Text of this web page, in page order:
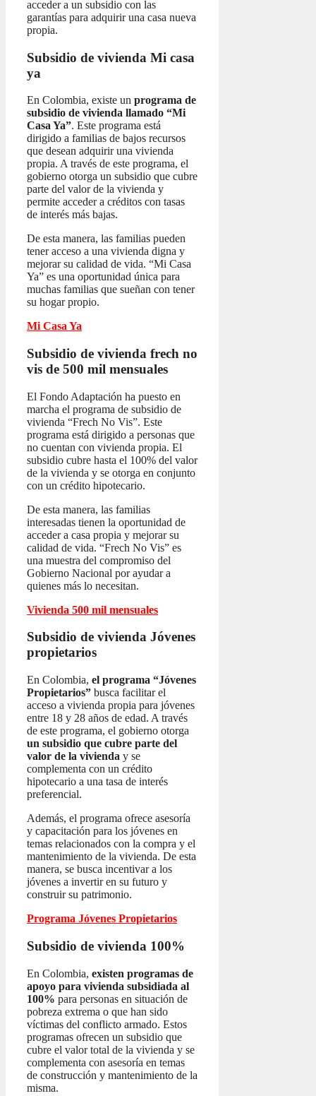
acceder a un subsidio con las
garantías para adquirir una casa nueva
propia.
Subsidio de vivienda Mi casa
ya
En Colombia, existe un programa de
subsidio de vivienda llamado “Mi
Casa Ya”. Este programa está
dirigido a familias de bajos recursos
que desean adquirir una vivienda
propia. A través de este programa, el
gobierno otorga un subsidio que cubre
parte del valor de la vivienda y
permite acceder a créditos con tasas
de interés más bajas.
De esta manera, las familias pueden
tener acceso a una vivienda digna y
mejorar su calidad de vida. “Mi Casa
Ya” es una oportunidad única para
muchas familias que sueñan con tener
su hogar propio.
Mi Casa Ya
Subsidio de vivienda frech no
vis de 500 mil mensuales
El Fondo Adaptación ha puesto en
marcha el programa de subsidio de
vivienda “Frech No Vis”. Este
programa está dirigido a personas que
no cuentan con vivienda propia. El
subsidio cubre hasta el 100% del valor
de la vivienda y se otorga en conjunto
con un crédito hipotecario.
De esta manera, las familias
interesadas tienen la oportunidad de
acceder a casa propia y mejorar su
calidad de vida. “Frech No Vis” es
una muestra del compromiso del
Gobierno Nacional por ayudar a
quienes más lo necesitan.
Vivienda 500 mil mensuales
Subsidio de vivienda Jóvenes
propietarios
En Colombia, el programa “Jóvenes
Propietarios” busca facilitar el
acceso a vivienda propia para jóvenes
entre 18 y 28 años de edad. A través
de este programa, el gobierno otorga
un subsidio que cubre parte del
valor de la vivienda y se
complementa con un crédito
hipotecario a una tasa de interés
preferencial.
Además, el programa ofrece asesoría
y capacitación para los jóvenes en
temas relacionados con la compra y el
mantenimiento de la vivienda. De esta
manera, se busca incentivar a los
jóvenes a invertir en su futuro y
construir su patrimonio.
Programa Jóvenes Propietarios
Subsidio de vivienda 100%
En Colombia, existen programas de
apoyo para vivienda subsidiada al
100% para personas en situación de
pobreza extrema o que han sido
víctimas del conflicto armado. Estos
programas ofrecen un subsidio que
cubre el valor total de la vivienda y se
complementa con asesoría en temas
de construcción y mantenimiento de la
misma.